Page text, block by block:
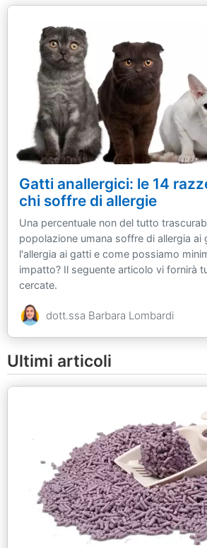
Gatti anallergici: le 14
chi soffre di allergie
Una percentuale non del tutto
popolazione umana soffre di allergia ai
l'allergia ai gatti e come possiamo
impatto? Il seguente articolo vi fornirà
cercate.
dott.ssa Barbara Lombardi
Ultimi articoli